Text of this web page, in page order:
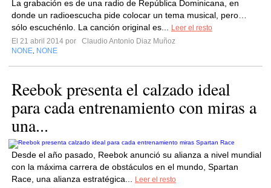
La grabación es de una radio de República Dominicana, en
donde un radioescucha pide colocar un tema musical, pero…
sólo escuchénlo. La canción original es...
Leer el resto
El 21 abril 2014 por
Claudio Antonio Diaz Muñoz
NONE NONE
Reebok presenta el calzado ideal
para cada entrenamiento con miras a
una...
Desde el año pasado, Reebok anunció su alianza a nivel mundial
con la máxima carrera de obstáculos en el mundo, Spartan
Race, una alianza estratégica...
Leer el resto